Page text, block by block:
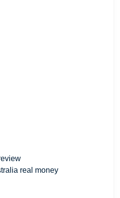
real money